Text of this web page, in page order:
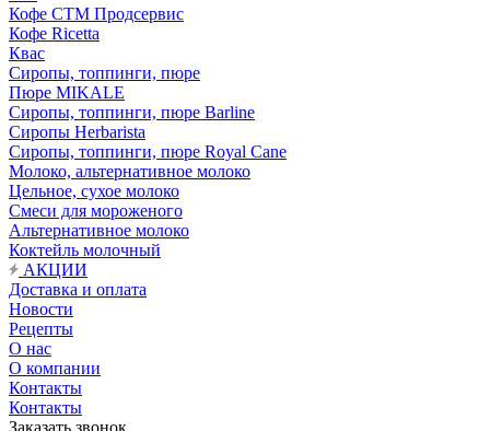
Кофе СТМ Продсервис
Кофе Ricetta
Квас
Сиропы, топпинги, пюре
Пюре MIKALE
Сиропы, топпинги, пюре Barline
Сиропы Herbarista
Сиропы, топпинги, пюре Royal Cane
Молоко, альтернативное молоко
Цельное, сухое молоко
Смеси для мороженого
Альтернативное молоко
Коктейль молочный
АКЦИИ
Доставка и оплата
Новости
Рецепты
О нас
О компании
Контакты
Контакты
Заказать звонок